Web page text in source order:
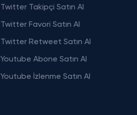
Twitter Takipçi Satın Al
Twitter Favori Satın Al
Twitter Retweet Satın Al
Youtube Abone Satın Al
Youtube İzlenme Satın Al